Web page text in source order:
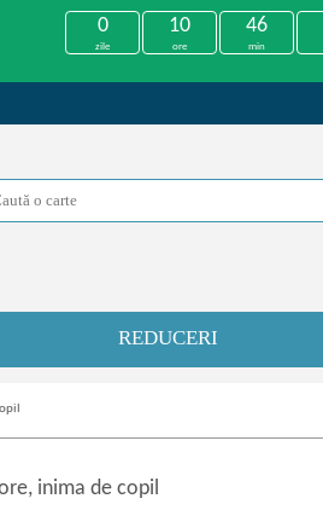
0
zile
10
ore
46
min
REDUCERI
inima de copil